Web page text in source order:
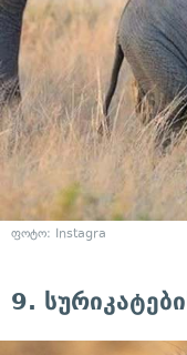
ფოტო: Instagra
9.